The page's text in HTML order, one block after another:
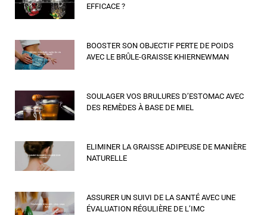
EFFICACE ?
BOOSTER SON OBJECTIF PERTE DE POIDS
AVEC LE BRÛLE-GRAISSE KHIERNEWMAN
SOULAGER VOS BRULURES D’ESTOMAC AVEC
DES REMÈDES À BASE DE MIEL
ELIMINER LA GRAISSE ADIPEUSE DE MANIÈRE
NATURELLE
ASSURER UN SUIVI DE LA SANTÉ AVEC UNE
ÉVALUATION RÉGULIÈRE DE L’IMC